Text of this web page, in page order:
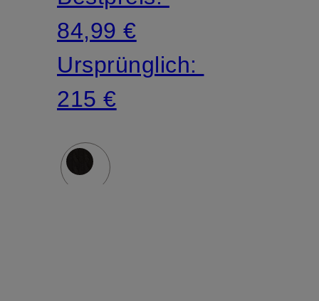
84,99 €
Ursprünglich:
215 €